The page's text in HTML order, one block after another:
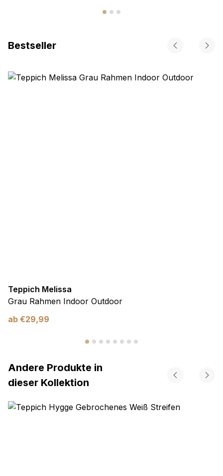
Bestseller
Teppich Melissa
Grau Rahmen Indoor Outdoor
ab €29,99
Andere Produkte in
dieser Kollektion